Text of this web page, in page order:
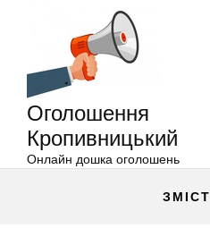
Оголошення
Кропивницький
Онлайн дошка оголошень
ЗМІСТ